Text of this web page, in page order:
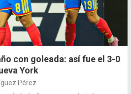
con goleada: así fue el 3-0
York
Pérez